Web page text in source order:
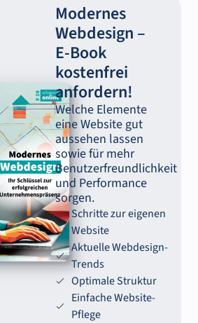
Modernes
Webdesign –
E-‍Book
kostenfrei
anfordern!
Welche Elemente
eine Website gut
aussehen lassen
sowie für mehr
Benutzerfreundlichkeit
und Performance
sorgen.
Schritte zur eigenen
Website
Aktuelle Webdesign-
Trends
Optimale Struktur
Einfache Website-
Pflege